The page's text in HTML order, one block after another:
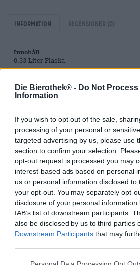
Die Bierothek® - Do Not Process
Information
If you wish to opt-out of the sale,
processing of your personal or
targeted advertising by us, please use
section to confirm your selection.
opt-out request is processed you may
interest-based ads based on personal
us or personal information disclosed to
your opt-out. You may separately opt-
disclosure of your personal information
IAB’s list of downstream participants.
also be disclosed by us to third parties
Downstream Participants that may
Information Recensioner (0)
Innehåll
0,33 Liter Flaska
Brauerei Brauerei
Duvel
12007005
EAN
5411681413686
Vikt
0.33kg(0.67kg med förpackning)
Insättning
LMIV (på engelska)
Ansvarsfull livsmedelsföretagare (EU)
Duvel Moortgat Belgium, Breendonk-